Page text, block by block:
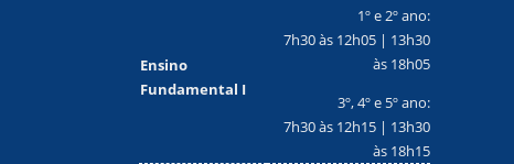
Ensino
Fundamental I
1º e 2º ano:
7h30 às 12h05 | 13h30
às 18h05
3º, 4º e 5º ano:
7h30 às 12h15 | 13h30
às 18h15